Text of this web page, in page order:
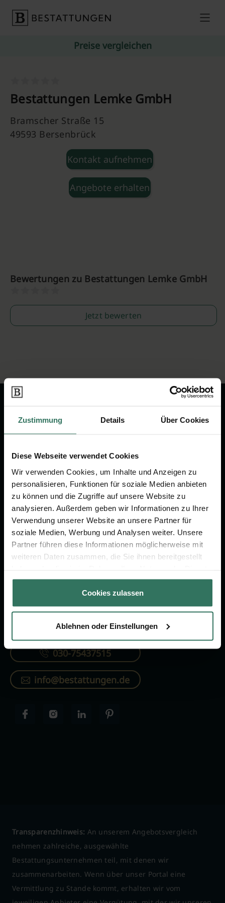
Zustimmung Details Über Cookies
Diese Webseite verwendet Cookies
Wir verwenden Cookies, um Inhalte und Anzeigen zu
personalisieren, Funktionen für soziale Medien anbieten
zu können und die Zugriffe auf unsere Website zu
analysieren. Außerdem geben wir Informationen zu Ihrer
Verwendung unserer Website an unsere Partner für
soziale Medien, Werbung und Analysen weiter. Unsere
Partner führen diese Informationen möglicherweise mit
weiteren Daten zusammen, die Sie ihnen bereitgestellt
gesammelt haben.
Cookies zulassen
Ablehnen oder Einstellungen
Preise vergleichen
Bestattungen Lemke GmbH
Bramscher Straße 15
49593 Bersenbrück
Kontakt aufnehmen
Angebote erhalten
Bewertungen zu Bestattungen Lemke GmbH
Jetzt bewerten
Wir sind Ihr Ansprechpartner rund
Vorsorge.
Jetzt beraten lassen
FÜR SIE
Vergleich
Verzeichnis
FÜR BESTATTER
Online-Portal
KONTAKTIEREN SIE UNS
030-75437515
info@bestattungen.de
Transparenzhinweis: An unserem Angebotsvergleich
nehmen zahlreiche, ausgewählte
Bestattungsunternehmen teil, mit denen wir
zusammenarbeiten. Wenn über unser Portal eine
Vermittlung zu Stande kommt, erhalten wir vom